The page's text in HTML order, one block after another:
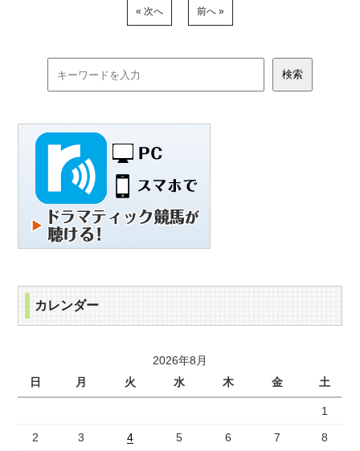
« 次へ 前へ »
カレンダー
2026年8月
日
月 火 水 木 金 土
1
2 3 4 5 6 7 8